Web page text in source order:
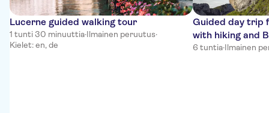
Lucerne guided walking tour
1 tunti 30 minuuttia·Ilmainen peruutus·
Kielet: en, de
Guided day trip
with hiking and
6 tuntia·Ilmainen